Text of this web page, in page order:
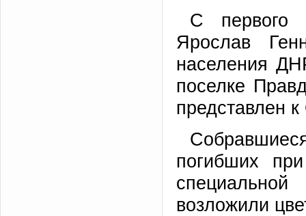
С первого
Ярослав
населения
поселке
представлен
погибших
возложили